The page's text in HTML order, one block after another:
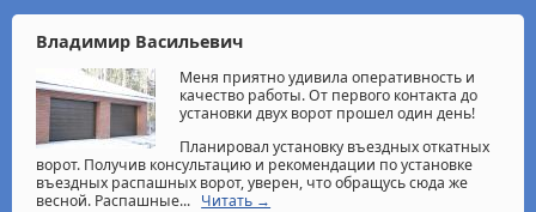
Владимир Васильевич
Меня приятно удивила оперативность и
качество работы. От первого контакта до
установки двух ворот прошел один день!
Планировал установку въездных откатных
ворот. Получив консультацию и рекомендации по установке
въездных распашных ворот, уверен, что обращусь сюда же
весной. Распашные... Читать →